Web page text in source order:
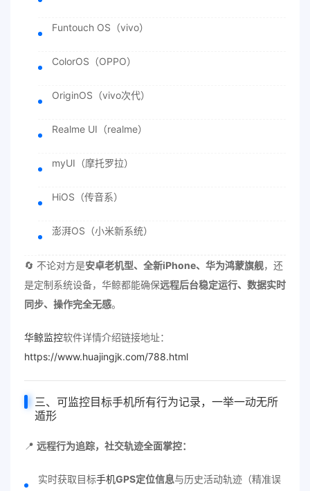
Funtouch OS（vivo）
ColorOS（OPPO）
OriginOS（vivo次代）
Realme UI（realme）
myUI（摩托罗拉）
HiOS（传音系）
澎湃OS（小米新系统）
🔄 不论对方是安卓老机型、全新iPhone、华为鸿蒙旗舰，还
是定制系统设备，华鲸都能确保远程后台稳定运行、数据实时
同步、操作完全无感。
华鲸监控软件详情介绍链接地址：
https://www.huajingjk.com/788.html
三、可监控目标手机所有行为记录，一举一动无所
遁形
📍 远程行为追踪，社交轨迹全面掌控：
实时获取目标手机GPS定位信息与历史活动轨迹（精准误